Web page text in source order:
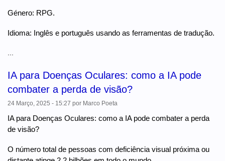
Género: RPG.
Idioma: Inglês e português usando as ferramentas de tradução.
IA para Doenças Oculares: como a IA pode
combater a perda de visão?
24 Março, 2025 - 15:27 por Marco Poeta
IA para Doenças Oculares: como a IA pode combater a perda
de visão?
O número total de pessoas com deficiência visual próxima ou